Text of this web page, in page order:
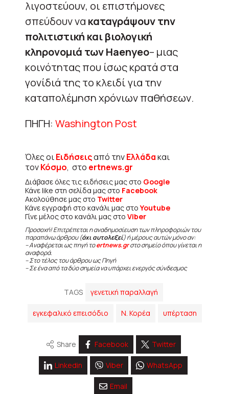
λιγοστεύουν, οι επιστήμονες
σπεύδουν να καταγράψουν την
πολιτιστική και βιολογική
κληρονομιά των Haenyeo– μιας
κοινότητας που ίσως κρατά στα
γονίδιά της το κλειδί για την
καταπολέμηση χρόνιων παθήσεων.
ΠΗΓΗ: Washington Post
Όλες οιΕιδήσειςαπό τηνΕλλάδακαι
τονΚόσμο, στο ertnews.gr
Διάβασε όλες τις ειδήσεις μας στο Google
Κάνε like στη σελίδα μας στο Facebook
Ακολούθησε μας στο Twitter
Κάνε εγγραφή στο κανάλι μας στοYoutube
Γίνε μέλος στο κανάλι μας στο Viber
Προσοχή! Επιτρέπεται η αναδημοσίευση των πληροφοριών του
παραπάνω άρθρου (όχι αυτολεξεί) ή μέρους αυτών μόνο αν:
– Αναφέρεται ως πηγή τοertnews.grστο σημείο όπου γίνεται η
αναφορά.
– Στο τέλος του άρθρου ως Πηγή
– Σε ένα από τα δύο σημεία να υπάρχει ενεργός σύνδεσμος
TAGS γενετική παραλλαγή
εγκεφαλικό επεισόδιο Ν. Κορέα υπέρταση
Share Facebook Twitter
Linkedin Viber WhatsApp
Email